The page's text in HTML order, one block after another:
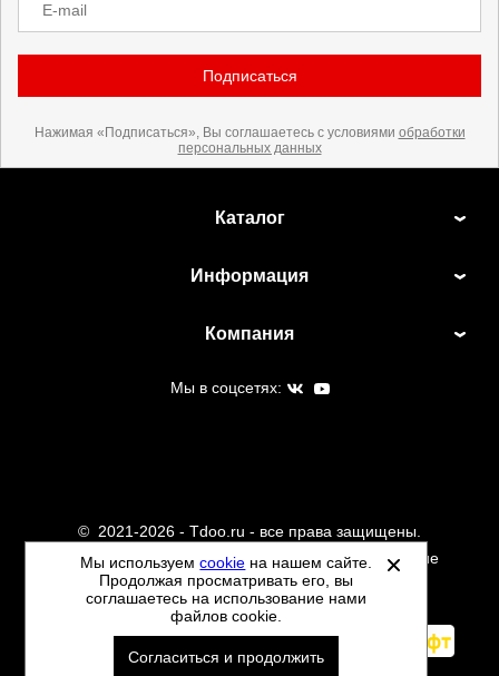
E-mail
Подписаться
Нажимая «Подписаться», Вы соглашаетесь с условиями обработки
персональных данных
Каталог
Информация
Компания
Мы в соцсетях:
© 2021-2026 - Tdoo.ru - все права защищены.
Данный сайт не является интернет магазином и не
является публичной офертой.
Политика обработки персональных данных
Автоматизировано -
Мы используемcookie на нашем сайте.
Продолжая просматривать его, вы
соглашаетесь на использование нами
файлов cookie.
Согласиться и продолжить